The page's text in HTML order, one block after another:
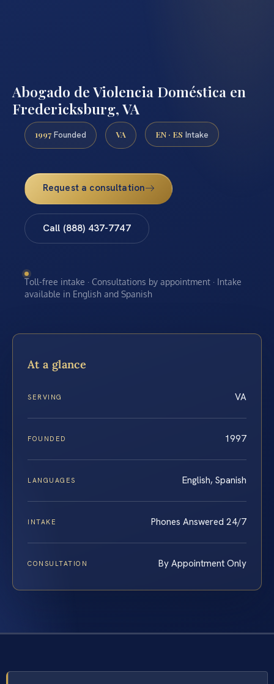
Abogado de Violencia Doméstica en
Fredericksburg, VA
1997 Founded VA EN · ES Intake
Request a consultation
Call (888) 437-7747
Toll-free intake · Consultations by appointment · Intake
available in English and Spanish
At a glance
SERVING VA
FOUNDED 1997
LANGUAGES English, Spanish
INTAKE Phones Answered 24/7
CONSULTATION By Appointment Only